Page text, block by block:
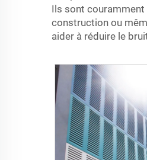
Ils sont
construction ou
aider à réduire le